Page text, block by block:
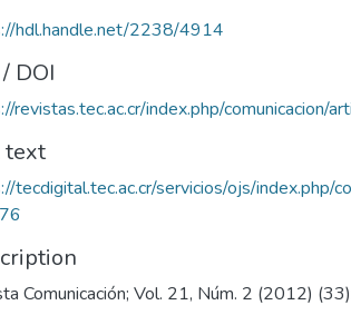
hdl.handle.net/2238/4914
DOI
revistas.tec.ac.cr/index.php/comunicacion/
text
tecdigital.tec.ac.cr/servicios/ojs/index.php/
Comunicación; Vol. 21, Núm. 2 (2012)